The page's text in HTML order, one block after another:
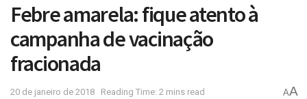
Febre amarela: fique atento à
campanha de vacinação
fracionada
20 de janeiro de 2018 Reading Time: 2 mins read AA